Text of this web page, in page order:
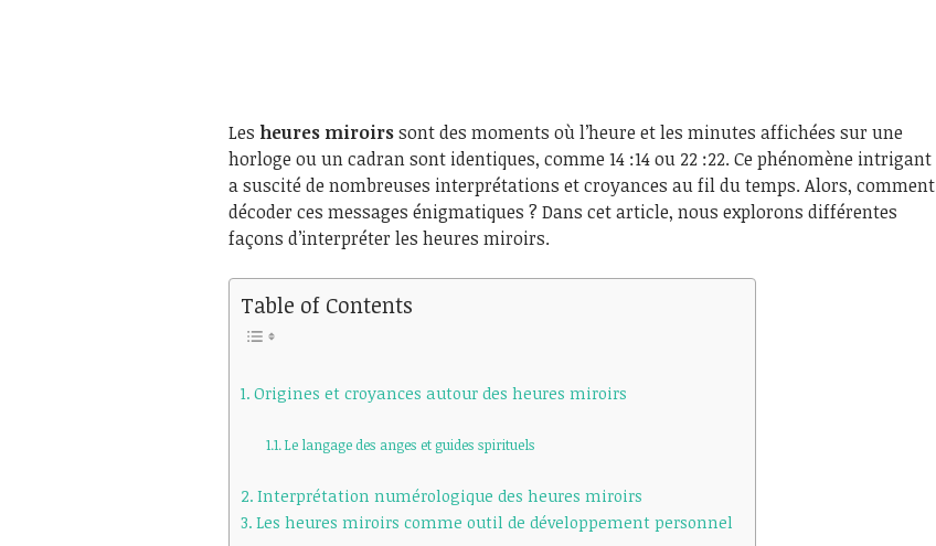
Les heures miroirssont des moments où l’heure et les minutes affichées sur une
horloge ou un cadran sont identiques, comme 14 :14 ou 22 :22. Ce phénomène intrigant
a suscité de nombreuses interprétations et croyances au fil du temps. Alors, comment
décoder ces messages énigmatiques ? Dans cet article, nous explorons différentes
façons d’interpréter les heures miroirs.
Table of Contents
Origines et croyances autour des heures miroirs
Le langage des anges et guides spirituels
Interprétation numérologique des heures miroirs
Les heures miroirs comme outil de développement personnel